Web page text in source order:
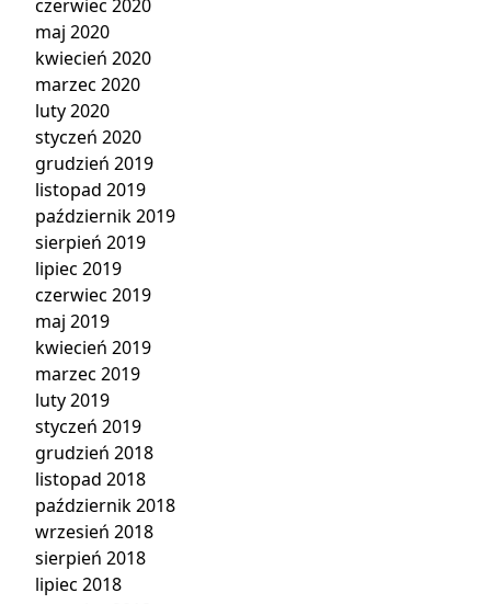
czerwiec 2020
maj 2020
kwiecień 2020
marzec 2020
luty 2020
styczeń 2020
grudzień 2019
listopad 2019
październik 2019
sierpień 2019
lipiec 2019
czerwiec 2019
maj 2019
kwiecień 2019
marzec 2019
luty 2019
styczeń 2019
grudzień 2018
listopad 2018
październik 2018
wrzesień 2018
sierpień 2018
lipiec 2018